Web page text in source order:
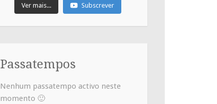
Ver mais... Subscrever
Passatempos
Nenhum passatempo activo neste
momento 🙂